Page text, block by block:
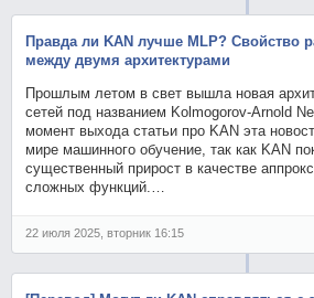
Правда ли KAN лучше MLP? Свойство
между двумя архитектурами
Прошлым летом в свет вышла новая
сетей под названием Kolmogorov-Arnold
момент выхода статьи про KAN эта
мире машинного обучение, так как KAN
существенный прирост в качестве
сложных функций.…
22 июля 2025, вторник 16:15